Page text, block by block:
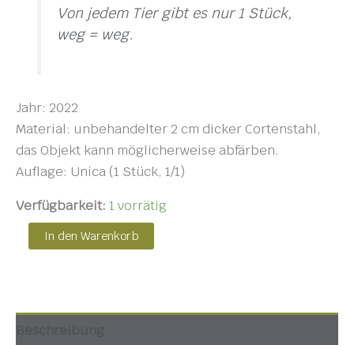
Von jedem Tier gibt es nur 1 Stück,
weg = weg.
Jahr: 2022
Material: unbehandelter 2 cm dicker Cortenstahl,
das Objekt kann möglicherweise abfärben.
Auflage: Unica (1 Stück, 1/1)
Verfügbarkeit: 1 vorrätig
In den Warenkorb